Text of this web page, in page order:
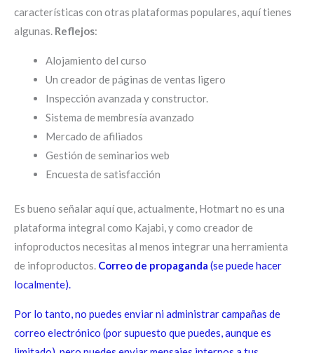
características con otras plataformas populares, aquí tienes
algunas. Reflejos:
Alojamiento del curso
Un creador de páginas de ventas ligero
Inspección avanzada y constructor.
Sistema de membresía avanzado
Mercado de afiliados
Gestión de seminarios web
Encuesta de satisfacción
Es bueno señalar aquí que, actualmente, Hotmart no es una
plataforma integral como Kajabi, y como creador de
infoproductos necesitas al menos integrar una herramienta
de infoproductos. Correo de propaganda (se puede hacer
localmente).
Por lo tanto, no puedes enviar ni administrar campañas de
correo electrónico (por supuesto que puedes, aunque es